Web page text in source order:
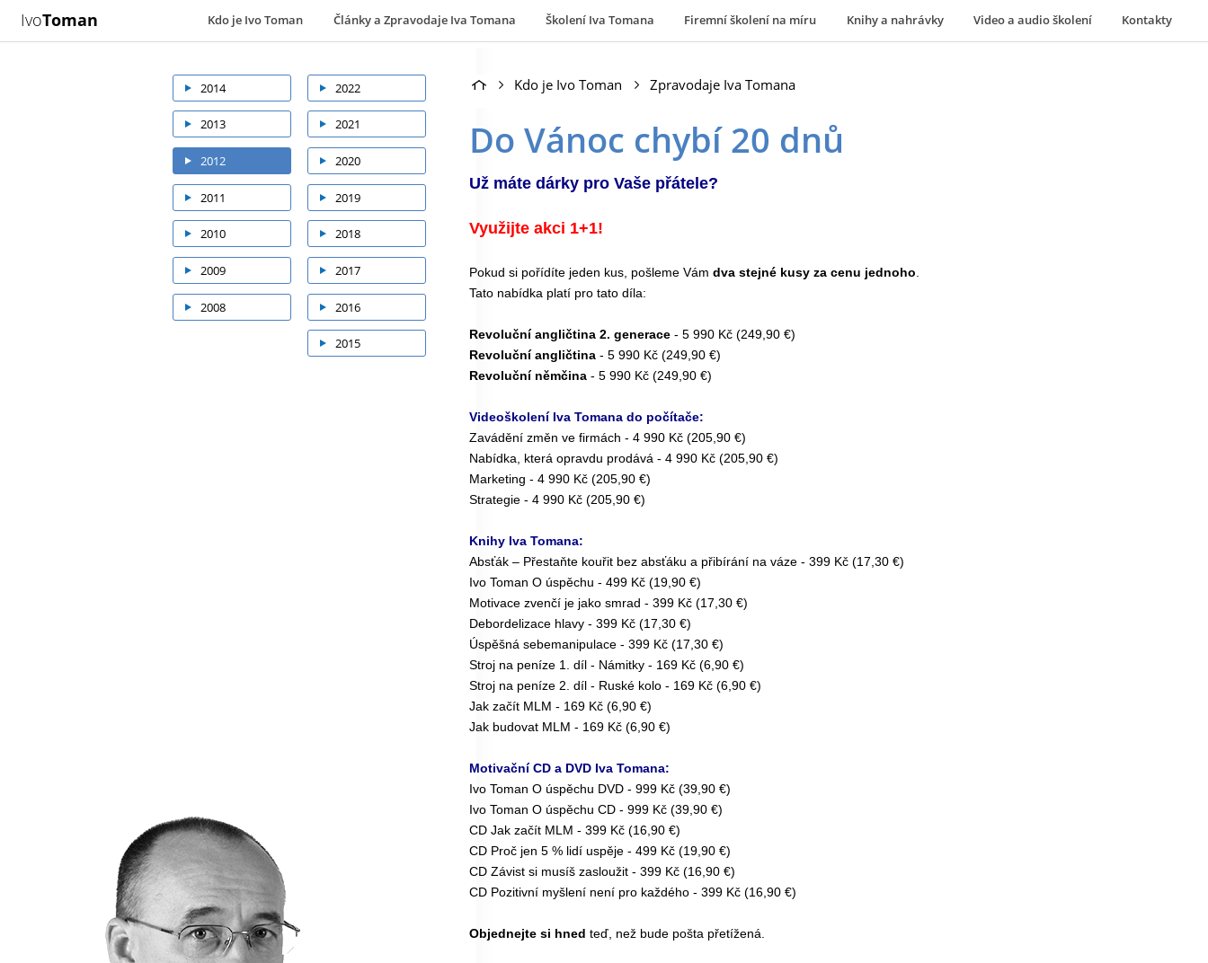
IvoToman Kdo je Ivo Toman Články a Zpravodaje Iva Tomana Školení Iva Tomana Firemní školení na míru Knihy a nahrávky Video a audio školení Kontakty
2022
2021
2020
2019
2018
2017
2016
2015
2014
2013
2012
2011
2010
2009
2008
Kdo je Ivo Toman Zpravodaje Iva Tomana
Do Vánoc chybí 20 dnů
Už máte dárky pro Vaše přátele?
Využijte akci 1+1!
Pokud si pořídíte jeden kus, pošleme Vám dva stejné kusy za cenu jednoho
Tato nabídka platí pro tato díla:
Revoluční angličtina 2. generace - 5 990 Kč (249,90 €)
Revoluční angličtina - 5 990 Kč (249,90 €)
Revoluční němčina - 5 990 Kč (249,90 €)
Videoškolení Iva Tomana do počítače:
Zavádění změn ve firmách - 4 990 Kč (205,90 €)
Nabídka, která opravdu prodává - 4 990 Kč (205,90 €)
Marketing - 4 990 Kč (205,90 €)
Strategie - 4 990 Kč (205,90 €)
Knihy Iva Tomana:
Absťák – Přestaňte kouřit bez absťáku a přibírání na váze - 399 Kč (17,30 €)
Ivo Toman O úspěchu - 499 Kč (19,90 €)
Motivace zvenčí je jako smrad - 399 Kč (17,30 €)
Debordelizace hlavy - 399 Kč (17,30 €)
Úspěšná sebemanipulace - 399 Kč (17,30 €)
Stroj na peníze 1. díl - Námitky - 169 Kč (6,90 €)
Stroj na peníze 2. díl - Ruské kolo - 169 Kč (6,90 €)
Jak začít MLM - 169 Kč (6,90 €)
Jak budovat MLM - 169 Kč (6,90 €)
Motivační CD a DVD Iva Tomana:
Ivo Toman O úspěchu DVD - 999 Kč (39,90 €)
Ivo Toman O úspěchu CD - 999 Kč (39,90 €)
CD Jak začít MLM - 399 Kč (16,90 €)
CD Proč jen 5 % lidí uspěje - 499 Kč (19,90 €)
CD Závist si musíš zasloužit - 399 Kč (16,90 €)
CD Pozitivní myšlení není pro každého - 399 Kč (16,90 €)
Objednejte si hned teď, než bude pošta přetížená.